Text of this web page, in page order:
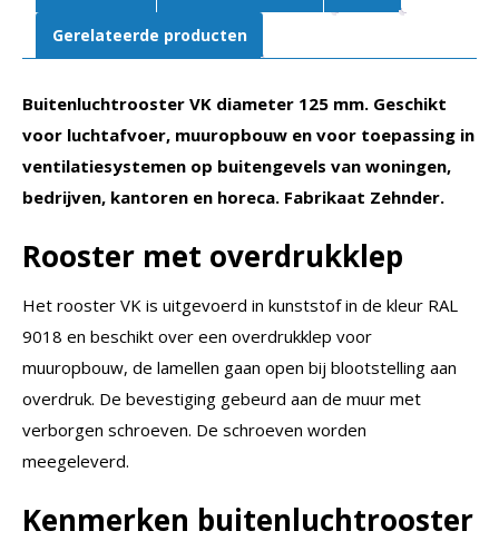
Gerelateerde producten
Buitenluchtrooster VK diameter 125 mm. Geschikt
voor luchtafvoer, muuropbouw en voor toepassing in
ventilatiesystemen op buitengevels van woningen,
bedrijven, kantoren en horeca. Fabrikaat Zehnder.
Rooster met overdrukklep
Het rooster VK is uitgevoerd in kunststof in de kleur RAL
9018 en beschikt over een overdrukklep voor
muuropbouw, de lamellen gaan open bij blootstelling aan
overdruk. De bevestiging gebeurd aan de muur met
verborgen schroeven. De schroeven worden
meegeleverd.
Kenmerken buitenluchtrooster